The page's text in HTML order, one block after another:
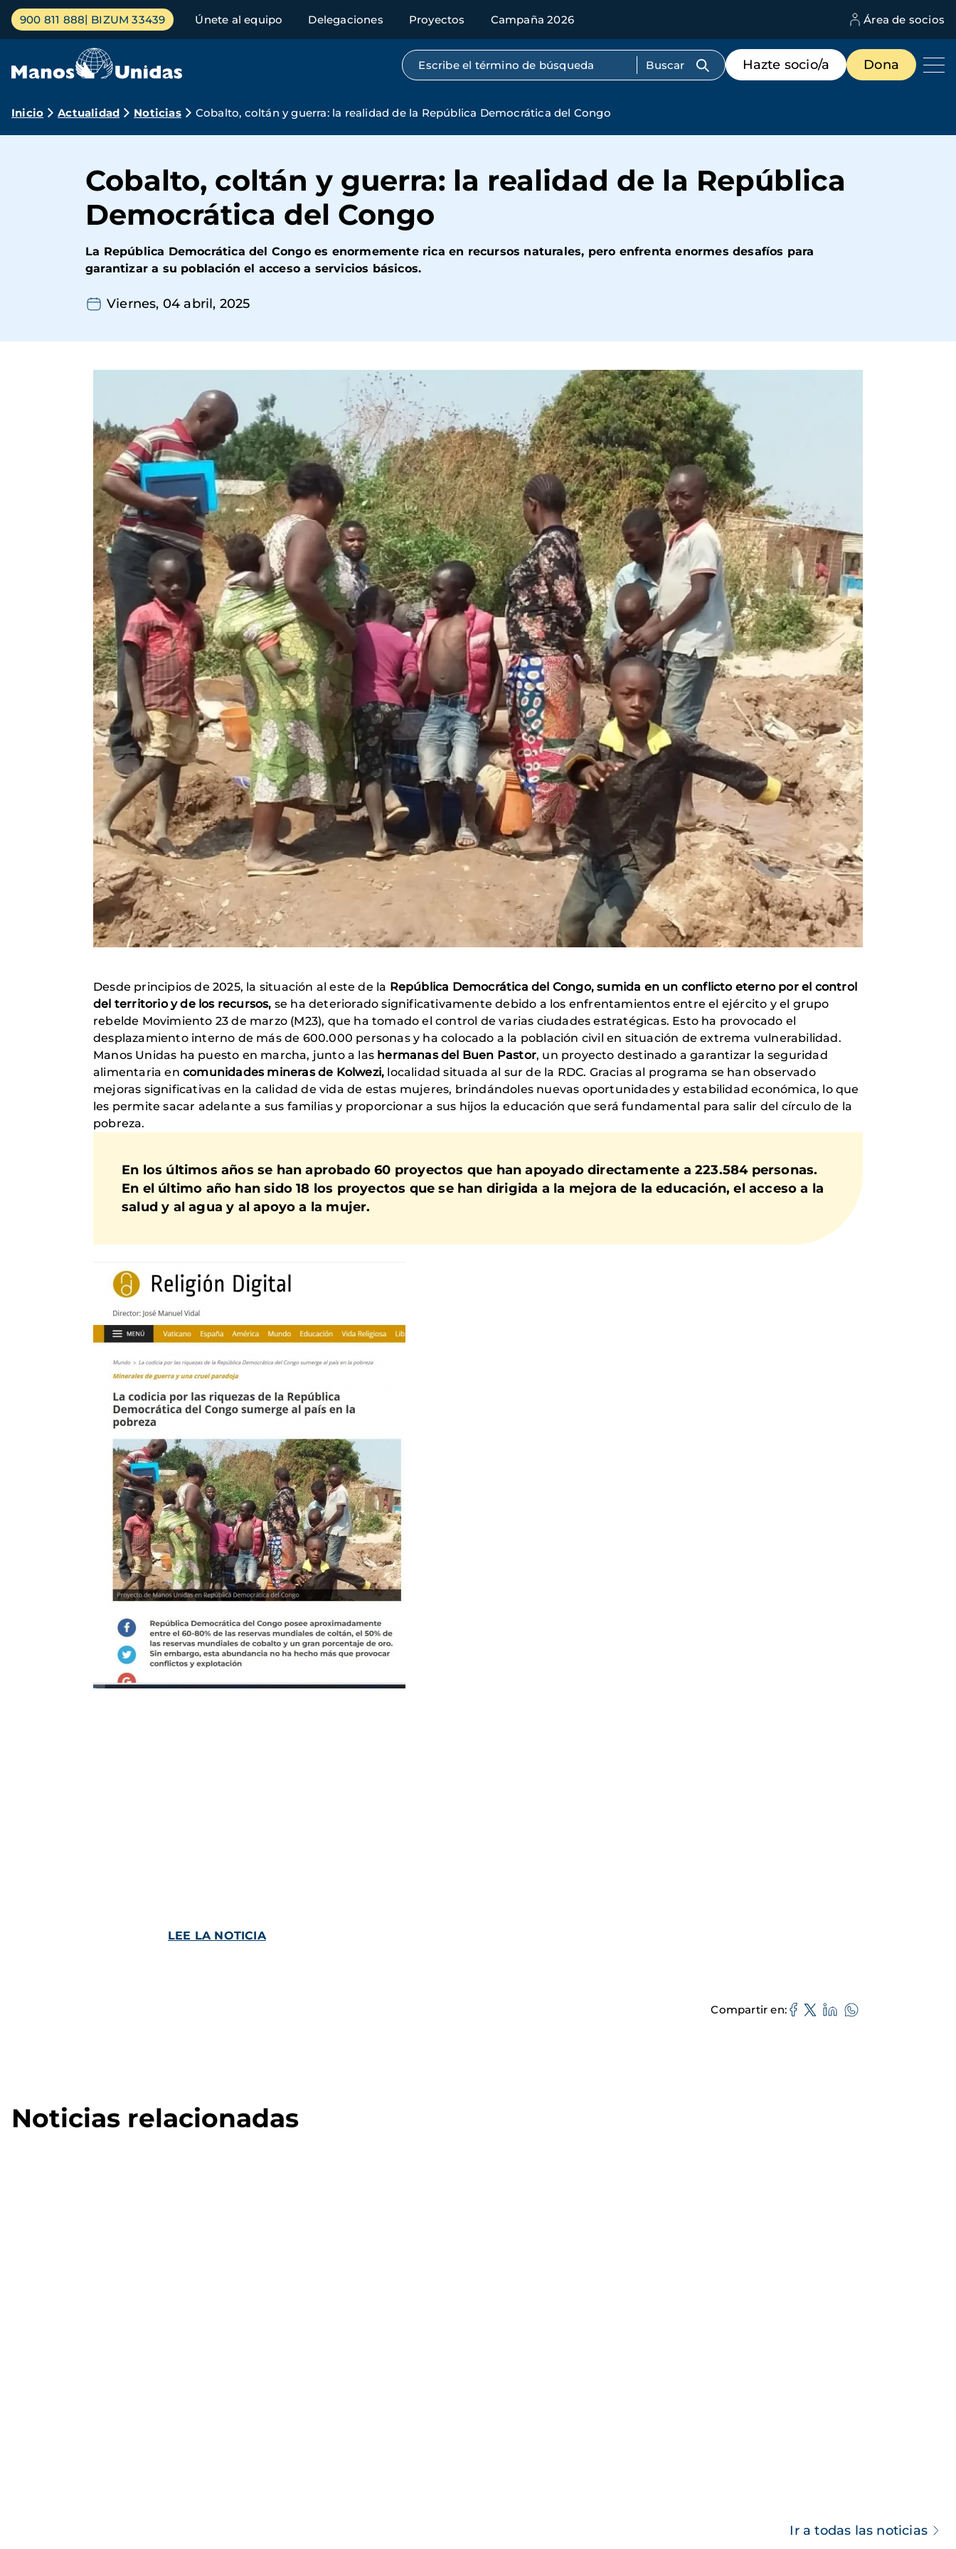
Pasar
contenido
Menú
principal
900 811 888 BIZUM 33439 Únete al equipo Delegaciones Proyectos Campaña 2026 Área de socios
Búsqueda por texto completo
Menú
de
destacados
Hazte socio/a Dona
Ruta
navegación
Inicio Actualidad Noticias Cobalto, coltán y guerra: la realidad de la República Democrática del Congo
Cobalto, coltán y guerra: la realidad de la República
Democrática del Congo
La República Democrática del Congo es enormemente rica en recursos naturales, pero enfrenta enormes desafíos para
garantizar a su población el acceso a servicios básicos.
Viernes, 04 abril, 2025
Desde principios de 2025, la situación al este de la República Democrática del Congo, sumida en un conflicto eterno por el control
del territorio y de los recursos, se ha deteriorado significativamente debido a los enfrentamientos entre el ejército y el grupo
rebelde Movimiento 23 de marzo (M23), que ha tomado el control de varias ciudades estratégicas. Esto ha provocado el
desplazamiento interno de más de 600.000 personas y ha colocado a la población civil en situación de extrema vulnerabilidad.
Manos Unidas ha puesto en marcha, junto a las hermanas del Buen Pastor, un proyecto destinado a garantizar la seguridad
alimentaria en comunidades mineras de Kolwezi, localidad situada al sur de la RDC. Gracias al programa se han observado
mejoras significativas en la calidad de vida de estas mujeres, brindándoles nuevas oportunidades y estabilidad económica, lo que
les permite sacar adelante a sus familias y proporcionar a sus hijos la educación que será fundamental para salir del círculo de la
pobreza.
En los últimos años se han aprobado 60 proyectos que han apoyado directamente a 223.584 personas.
En el último año han sido 18 los proyectos que se han dirigida a la mejora de la educación, el acceso a la
salud y al agua y al apoyo a la mujer.
LEE LA NOTICIA
Compartir en
Noticias relacionadas
Ir a todas las noticias